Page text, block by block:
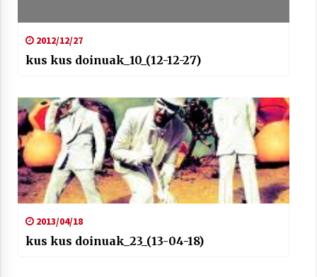
2012/12/27
kus kus doinuak_10_(12-12-27)
2013/04/18
kus kus doinuak_23_(13-04-18)